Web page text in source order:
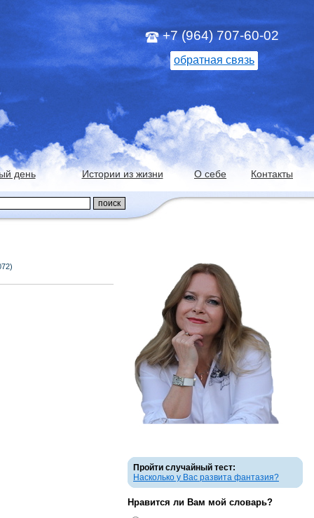
+7 (964) 707-60-02
обратная связь
день Истории из жизни О себе Контакты
Пройти случайный тест:
Насколько у Вас развита фантазия?
Нравится ли Вам мой словарь?